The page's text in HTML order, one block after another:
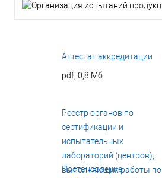
Аттестат аккредитации
pdf, 0,8 Мб
Реестр органов по
сертификации и
испытательных
лабораторий (центров),
выполняющих работы по
Постановление